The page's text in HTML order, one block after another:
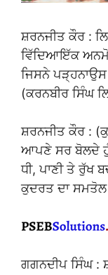
ਸ਼ਰਨਜੀਤ ਕੌਰ :
ਵਿੱਦਿਆਇੱਕ
ਜਿਸਨੇ
(ਕਰਨਬੀਰ ਸਿੰਘ
ਸ਼ਰਨਜੀਤ ਕੌਰ :
ਆਪਣੇ ਸਰ ਬੋਲਦੇ
ਧੀ, ਪਾਣੀ ਤੇ ਰੁੱਖ
ਕੁਦਰਤ ਦਾ ਸਮਤੋਲ
ਗਗਨਦੀਪ ਸਿੰਘ :